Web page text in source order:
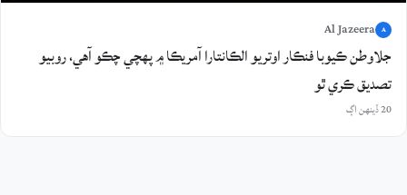
A
Al Jazeera
جلاوطن ڪيوبا فنڪار اوتريو الڪانتارا آمريڪا ۾ پهچي چڪو آهي، روبيو
تصديق ڪري ٿو
20 ڏينهن اڳ